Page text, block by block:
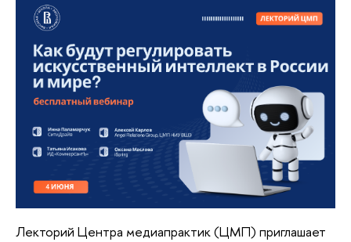
Лекторий Центра медиапрактик (ЦМП) приглашает